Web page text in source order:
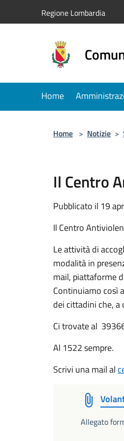
Regione Lombardia
Home
Home > Notizie >
Il Centro
Pubblicato il 19
Il Centro
Le attività di
modalità in
mail, piattaforme
Continuiamo così
dei cittadini che,
Ci trovate al
Al 1522 sempre.
Scrivi una mail al
Allegato